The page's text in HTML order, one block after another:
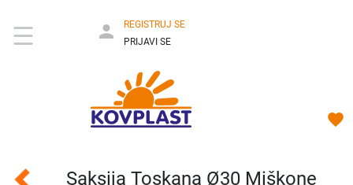
REGISTRUJ SE
PRIJAVI SE
Saksija Toskana Ø30 Miškone